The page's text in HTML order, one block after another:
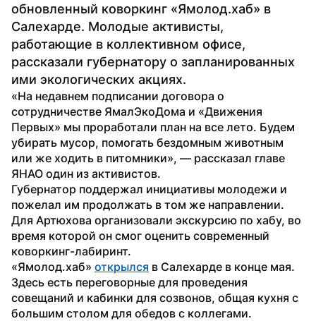
обновленный коворкинг «Ямолод.хаб» в
Салехарде. Молодые активисты,
работающие в коллективном офисе,
рассказали губернатору о запланированных
ими экологических акциях.
«На недавнем подписании договора о
сотрудничестве ЯмалЭкоДома и «Движения
Первых» мы проработали план на все лето. Будем
убирать мусор, помогать бездомным животным
или же ходить в питомники», — рассказал главе
ЯНАО один из активистов.
Губернатор поддержал инициативы молодежи и
пожелал им продолжать в том же направлении.
Для Артюхова организовали экскурсию по хабу, во
время которой он смог оценить современный
коворкинг-лабиринт.
«Ямолод.хаб» открылся в Салехарде в конце мая.
Здесь есть переговорные для проведения
совещаний и кабинки для созвонов, общая кухня с
большим столом для обедов с коллегами.